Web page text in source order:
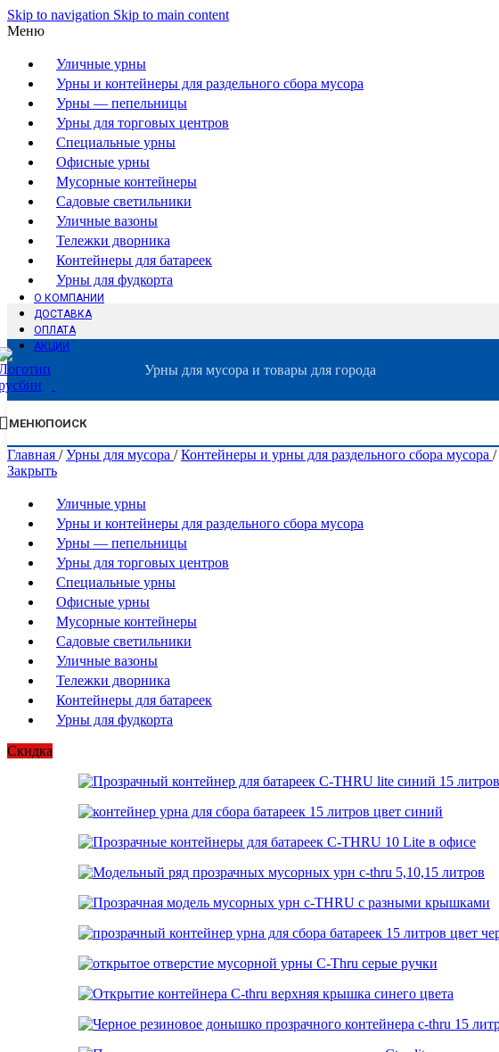
Skip to navigation Skip to main content
Меню
Уличные урны
Урны и контейнеры для раздельного сбора мусора
Урны — пепельницы
Урны для торговых центров
Специальные урны
Офисные урны
Мусорные контейнеры
Садовые светильники
Уличные вазоны
Тележки дворника
Контейнеры для батареек
Урны для фудкорта
О КОМПАНИИ
ДОСТАВКА
ОПЛАТА
АКЦИИ
Урны для мусора и товары для города
МЕНЮПОИСК
Главная / Урны для мусора / Контейнеры и урны для раздельного сбора мусора /
Закрыть
Уличные урны
Урны и контейнеры для раздельного сбора мусора
Урны — пепельницы
Урны для торговых центров
Специальные урны
Офисные урны
Мусорные контейнеры
Садовые светильники
Уличные вазоны
Тележки дворника
Контейнеры для батареек
Урны для фудкорта
Скидка